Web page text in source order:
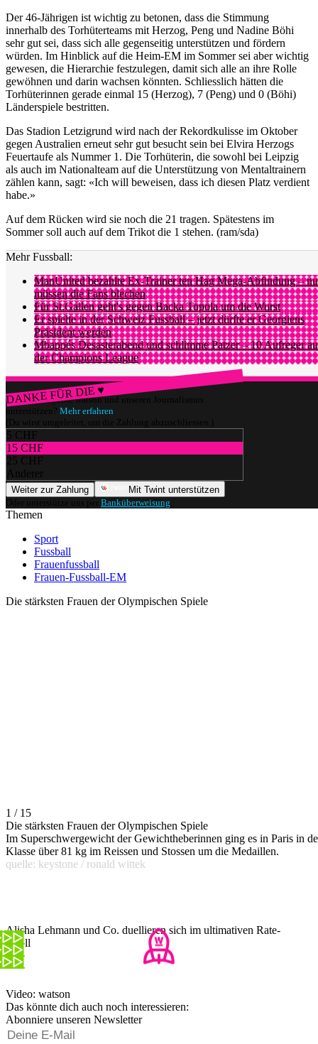
Der 46-Jährigen ist wichtig zu betonen, dass die Stimmung
innerhalb des Torhüterteams mit Herzog, Peng und Nadine Böhi
sehr gut sei, dass sich alle gegenseitig unterstützen und fördern
würden. Im Hinblick auf die Heim-EM im Sommer sei aber wichtig
gewesen, die Hierarchie festzulegen, damit sich alle an ihre Rolle
gewöhnen und darin wachsen könnten. Schliesslich hätten die
Torhüterinnen gerade einmal 15 (Herzog), 7 (Peng) und 0 (Böhi)
Länderspiele bestritten.
Das Stadion Letzigrund wird nach der Rekordkulisse im Oktober
gegen Australien erneut sehr gut besucht sein bei Elvira Herzogs
Feuertaufe als Nummer 1. Die Torhüterin, die sowohl bei Leipzig
als auch im Nationalteam auf die Unterstützung von Mentaltrainern
zählen kann, sagt: «Ich will beweisen, dass ich diesen Platz verdient
habe.»
Auf dem Rücken wird sie noch die 21 tragen. Spätestens im
Sommer soll auch auf dem Trikot die 1 stehen. (ram/sda)
Mehr Fussball:
ManUnited bezahlte Ex-Trainer ten Hag Mega-Abfindung –
müssen die Fans blechen
Für St.Gallen geht's gegen Backa Topola um die Wurst
Er spielte in der Schweiz Fussball – jetzt dürfte er Georgiens
Präsident werden
Mbappés Desasterabend und schlimme Patzer – 10 Aufreger
der Champions League
DANKE FÜR DIE ♥
Würdest du gerne watson und unseren Journalismus
unterstützen? Mehr erfahren
(Du wirst umgeleitet, um die Zahlung abzuschliessen.)
5 CHF
15 CHF
25 CHF
Anderer
Weiter zur Zahlung
Mit Twint unterstützen
Oder unterstütze uns per Banküberweisung
Themen
Sport
Fussball
Frauenfussball
Frauen-Fussball-EM
Die stärksten Frauen der Olympischen Spiele
1 / 15
Die stärksten Frauen der Olympischen Spiele
Im Superschwergewicht der Gewichtheberinnen ging es in Paris in
Klasse über 81 kg im Reissen und Stossen um die Medaillen.
quelle: keystone / ronald wittek
Alisha Lehmann und Co. duellieren sich im ultimativen Rate-
Duell
Video: watson
Das könnte dich auch noch interessieren:
Abonniere unseren Newsletter